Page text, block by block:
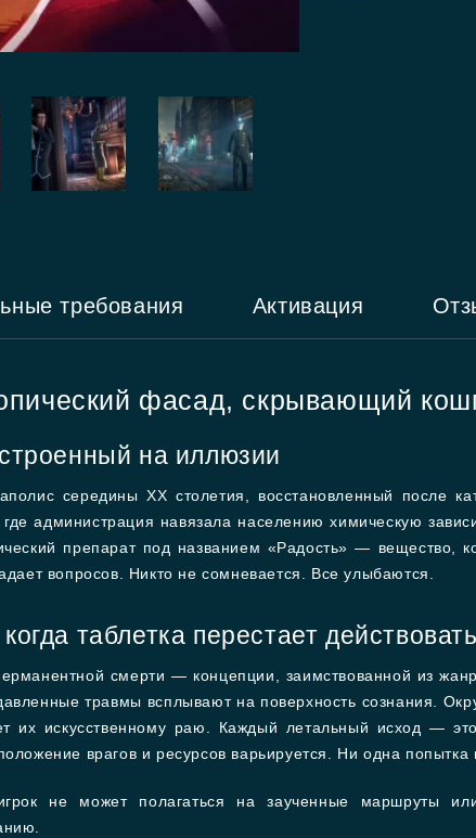
требования Активация
фасад, скрывающий
на иллюзии
середины XX столетия, восстановленный после
администрация навязала населению химическую
препарат под названием «Радость» — вещество,
вопросов. Никто не сомневается. Все улыбаются.
таблетка перестает действовать
смерти — концепции, заимствованной из
травмы всплывают на поверхность сознания.
их искусственному раю. Каждый летальный исход —
врагов и ресурсов варьируется. Ни одна
не может полагаться на заученные маршруты